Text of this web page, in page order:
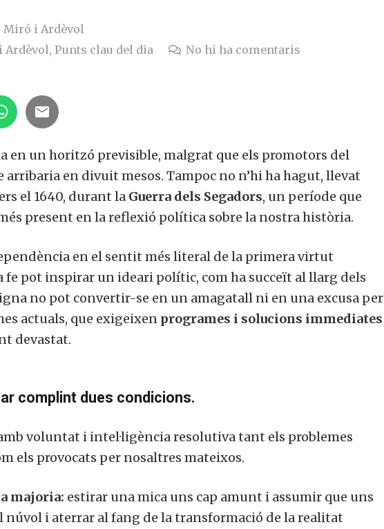
Miró i Ardèvol
Ardèvol,Punts clau del dia No hi ha comentaris
en un horitzó previsible, malgrat que els promotors del
arribaria en divuit mesos. Tampoc no n’hi ha hagut, llevat
el 1640, durant la Guerra dels Segadors, un període que
present en la reflexió política sobre la nostra història.
en el sentit més literal de la primera virtut
fe pot inspirar un ideari polític, com ha succeït al llarg dels
no pot convertir-se en un amagatall ni en una excusa per
actuals, que exigeixen programes i solucions immediates
devastat.
complint dues condicions.
voluntat i intel·ligència resolutiva tant els problemes
els provocats per nosaltres mateixos.
majoria: estirar una mica uns cap amunt i assumir que uns
núvol i aterrar al fang de la transformació de la realitat